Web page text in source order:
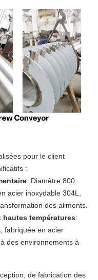
pour le client
:
: Diamètre 800
acier inoxydable 304L,
des aliments.
températures:
fabriquée en acier
des environnements à
de fabrication des